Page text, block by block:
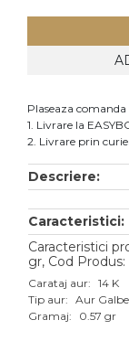
Cercei
Bratari
Lanturi
Pandantive
Accesorii
Aur galben
Aur alb
Aur roz
Plaseaza comanda
1. Livrare la
2. Livrare prin
Descriere:
Caracteristici:
Caracteristici
gr, Cod Produs:
Carataj aur: 14 K
Tip aur: Aur
Gramaj:
0.57 gr